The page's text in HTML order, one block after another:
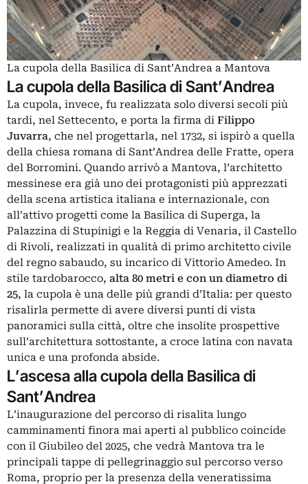
La cupola della Basilica di Sant’Andrea a Mantova
La cupola della Basilica di Sant’Andrea
La cupola, invece, fu realizzata solo diversi secoli più
tardi, nel Settecento, e porta la firma di Filippo
Juvarra, che nel progettarla, nel 1732, si ispirò a quella
della chiesa romana di Sant’Andrea delle Fratte, opera
del Borromini. Quando arrivò a Mantova, l’architetto
messinese era già uno dei protagonisti più apprezzati
della scena artistica italiana e internazionale, con
all’attivo progetti come la Basilica di Superga, la
Palazzina di Stupinigi e la Reggia di Venaria, il Castello
di Rivoli, realizzati in qualità di primo architetto civile
del regno sabaudo, su incarico di Vittorio Amedeo. In
stile tardobarocco, alta 80 metri e con un diametro di
25, la cupola è una delle più grandi d’Italia: per questo
risalirla permette di avere diversi punti di vista
panoramici sulla città, oltre che insolite prospettive
sull’architettura sottostante, a croce latina con navata
unica e una profonda abside.
L’ascesa alla cupola della Basilica di
Sant’Andrea
L’inaugurazione del percorso di risalita lungo
camminamenti finora mai aperti al pubblico coincide
con il Giubileo del 2025, che vedrà Mantova tra le
principali tappe di pellegrinaggio sul percorso verso
Roma, proprio per la presenza della veneratissima